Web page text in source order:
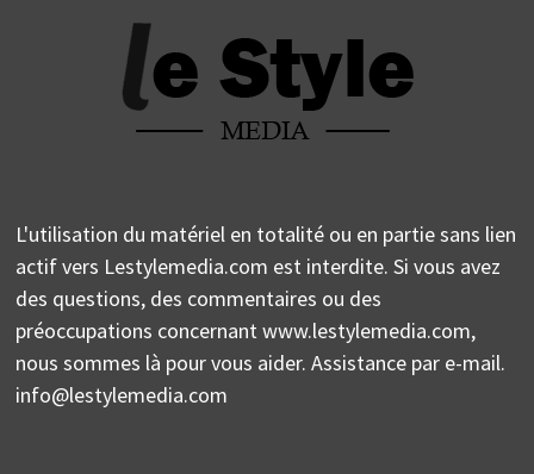
L'utilisation du matériel en totalité ou en partie sans lien
actif vers Lestylemedia.com est interdite. Si vous avez
des questions, des commentaires ou des
préoccupations concernant www.lestylemedia.com,
nous sommes là pour vous aider. Assistance par e-mail.
info@lestylemedia.com